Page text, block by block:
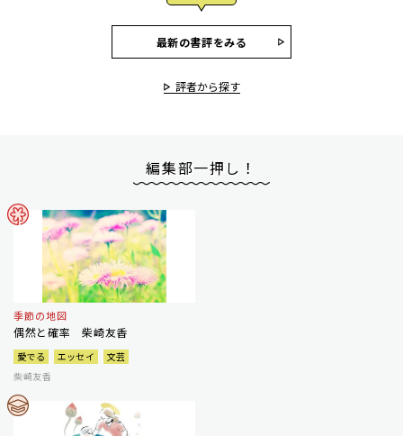
最新の書評をみる
評者から探す
編集部一押し！
季節の地図
偶然と確率 柴崎友香
愛でる エッセイ
文芸
柴崎友香